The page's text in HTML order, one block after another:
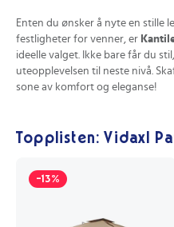
Enten du ønsker å nyte en stille
festligheter for venner, er
ideelle valget. Ikke bare får du
uteopplevelsen til neste nivå.
sone av komfort og eleganse!
Topplisten: Vidaxl
-13%